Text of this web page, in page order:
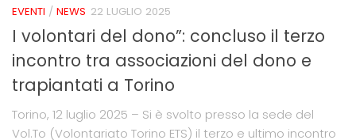
EVENTI / NEWS 22 LUGLIO 2025
I volontari del dono”: concluso il terzo
incontro tra associazioni del dono e
trapiantati a Torino
Torino, 12 luglio 2025 – Si è svolto presso la sede del
Vol.To (Volontariato Torino ETS) il terzo e ultimo incontro